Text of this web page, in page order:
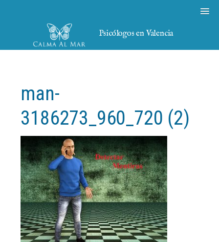
Psicólogos en Valencia
man-
3186273_960_720 (2)